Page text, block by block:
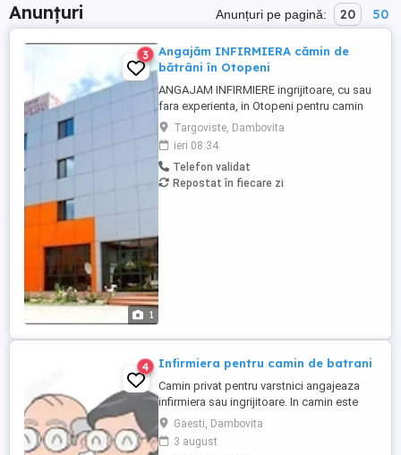
Anunțuri Anunțuri pe pagină: 20 50
1
3
Angajăm INFIRMIERA cămin de
bătrâni în Otopeni
ANGAJAM INFIRMIERE ingrijitoare, cu sau
fara experienta, in Otopeni pentru camin
de batrani privat, program intern sau in
ture, plata corecta si la timp, masa
asigurata, carte de munca. Acces usor cu
transport in comun. Posibilitate de cazare
pentru personal in conditii bune, daca
Targoviste, Dambovita
ieri 08:34
Telefon validat
Repostat în fiecare zi
4 Infirmiera pentru camin de batrani
Camin privat pentru varstnici angajeaza
infirmiera sau ingrijitoare. In camin este
personal medical 24 7. Asiguram mesele.
Mai multe detalii, la telefon.
Gaesti, Dambovita
3 august